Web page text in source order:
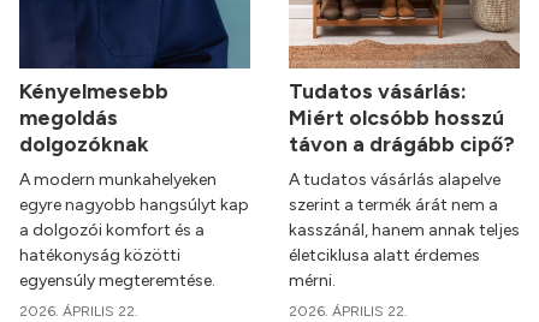
Kényelmesebb
megoldás
dolgozóknak
A modern munkahelyeken
egyre nagyobb hangsúlyt kap
a dolgozói komfort és a
hatékonyság közötti
egyensúly megteremtése.
2026. ÁPRILIS 22.
Tudatos vásárlás:
Miért olcsóbb hosszú
távon a drágább cipő?
A tudatos vásárlás alapelve
szerint a termék árát nem a
kasszánál, hanem annak teljes
életciklusa alatt érdemes
mérni.
2026. ÁPRILIS 22.